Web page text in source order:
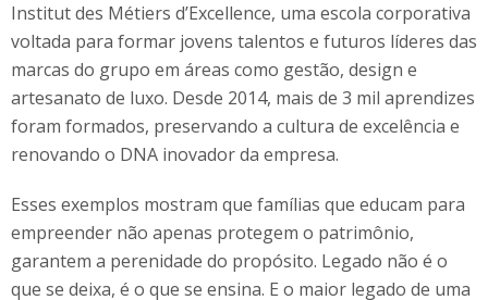
Institut des Métiers d’Excellence, uma escola corporativa
voltada para formar jovens talentos e futuros líderes das
marcas do grupo em áreas como gestão, design e
artesanato de luxo. Desde 2014, mais de 3 mil aprendizes
foram formados, preservando a cultura de excelência e
renovando o DNA inovador da empresa.
Esses exemplos mostram que famílias que educam para
empreender não apenas protegem o patrimônio,
garantem a perenidade do propósito. Legado não é o
que se deixa, é o que se ensina. E o maior legado de uma